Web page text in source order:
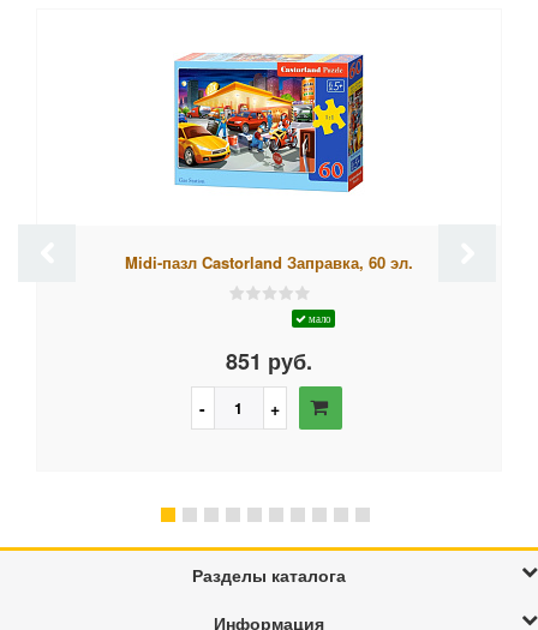
Midi-пазл Castorland Заправка, 60 эл.
мало
851 руб.
Разделы каталога
Информация